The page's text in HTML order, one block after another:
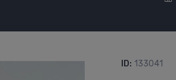
ID: 133041